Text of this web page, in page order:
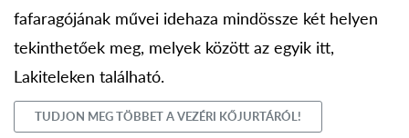
fafaragójának művei idehaza mindössze két helyen
tekinthetőek meg, melyek között az egyik itt,
Lakiteleken található.
TUDJON MEG TÖBBET A VEZÉRI KŐJURTÁRÓL!